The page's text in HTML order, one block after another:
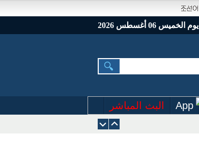
يوم الخميس 06 أغسطس 2026
App البث المباشر